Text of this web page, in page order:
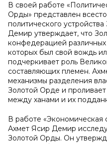
В своей работе
Орды» представлен
политического
Демир утверждает, что
конфедерацией
которых был свой вождь
подчеркивает роль
составляющих племен.
механизмы разделения
Золотой Орде и
между ханами и их
В работе «Экономическая
Ахмет Ясир Демир
Золотой Орды. Он